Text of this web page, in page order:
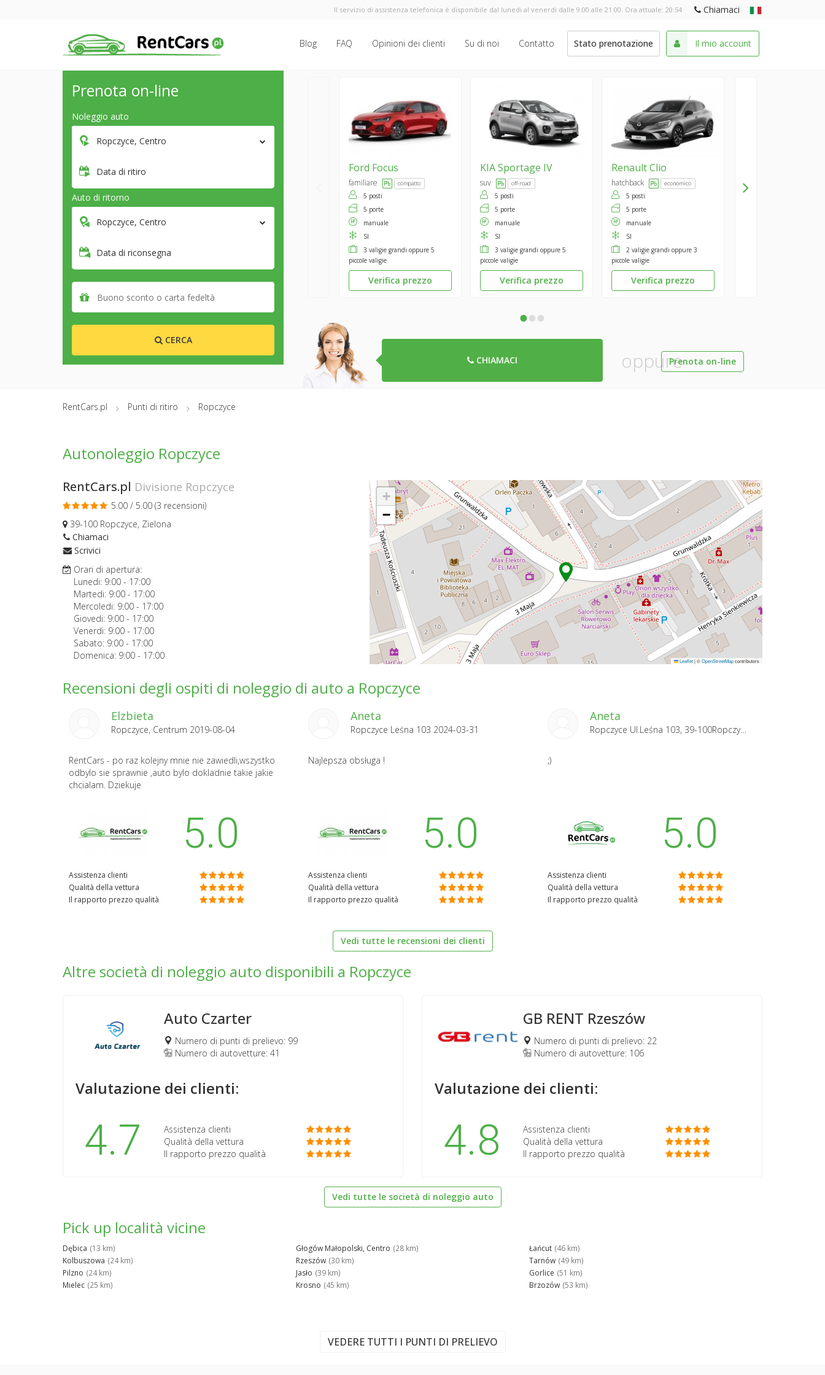
Il servizio di assistenza telefonica è disponibile dal lunedi al venerdi dalle 9:00 alle 21:00. Ora attuale: 20:54 Chiamaci
Blog FAQ Opinioni dei clienti Su di noi Contatto Stato prenotazione Il mio account
Prenota on-line
Noleggio auto
Ropczyce, Centro
Data di ritiro
Auto di ritorno
Ropczyce, Centro
Data di riconsegna
CERCA
Ford Focus
familiare compatto
5 posti
5 porte
manuale
SI
3 valigie grandi oppure 5
piccole valigie
Verifica prezzo
KIASportage IV
suv off-road
5 posti
5 porte
manuale
SI
3 valigie grandi oppure 5
piccole valigie
Verifica prezzo
RenaultClio
hatchback economico
5 posti
5 porte
manuale
SI
2 valigie grandi oppure 3
piccole valigie
Verifica prezzo
•••
CHIAMACI oppurePrenota on-line
RentCars.pl Punti di ritiro Ropczyce
Autonoleggio Ropczyce
RentCars.pl Divisione Ropczyce
5.00 / 5.00 (3 recensioni)
39-100 Ropczyce, Zielona
Chiamaci
Scrivici
Orari di apertura:
Lunedi: 9:00 - 17:00
Martedi: 9:00 - 17:00
Mercoledi: 9:00 - 17:00
Giovedi: 9:00 - 17:00
Venerdi: 9:00 - 17:00
Sabato: 9:00 - 17:00
Domenica: 9:00 - 17:00
+
−
Leaflet|©OpenStreetMapcontributors
Recensioni degli ospiti di noleggio di auto a Ropczyce
Elzbieta
Ropczyce, Centrum 2019-08-04
RentCars - po raz kolejny mnie nie zawiedli,wszystko
odbylo sie sprawnie ,auto bylo dokladnie takie jakie
chcialam. Dziekuje
5.0
Assistenza clienti
Qualità della vettura
Il rapporto prezzo qualità
Aneta
Ropczyce Leśna 103 2024-03-31
Najlepsza obsługa !
5.0
Assistenza clienti
Qualità della vettura
Il rapporto prezzo qualità
Aneta
Ropczyce Ul.Leśna 103, 39-100Ropczyce 2023-10-07
;)
5.0
Assistenza clienti
Qualità della vettura
Il rapporto prezzo qualità
Vedi tutte le recensioni dei clienti
Altre società di noleggio auto disponibili a Ropczyce
Auto Czarter
Numero di punti di prelievo: 99
Numero di autovetture: 41
Valutazione dei clienti:
4.7
Assistenza clienti
Qualità della vettura
Il rapporto prezzo qualità
GB RENT Rzeszów
Numero di punti di prelievo: 22
Numero di autovetture: 106
Valutazione dei clienti:
4.8
Assistenza clienti
Qualità della vettura
Il rapporto prezzo qualità
Vedi tutte le società di noleggio auto
Pick up località vicine
Dębica (13 km)
Kolbuszowa (24 km)
Pilzno (24 km)
Mielec (25 km)
Głogów Małopolski, Centro (28 km)
Rzeszów (30 km)
Jasło (39 km)
Krosno (45 km)
Łańcut (46 km)
Tarnów (49 km)
Gorlice (51 km)
Brzozów (53 km)
VEDERE TUTTI I PUNTI DI PRELIEVO